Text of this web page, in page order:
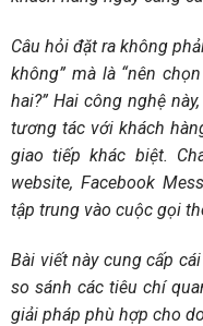
Câu hỏi đặt ra không
không” mà là “nên
hai?” Hai công nghệ
tương tác với khách
giao tiếp khác biệt.
website, Facebook
tập trung vào cuộc gọi
Bài viết này cung cấp
so sánh các tiêu chí
giải pháp phù hợp cho